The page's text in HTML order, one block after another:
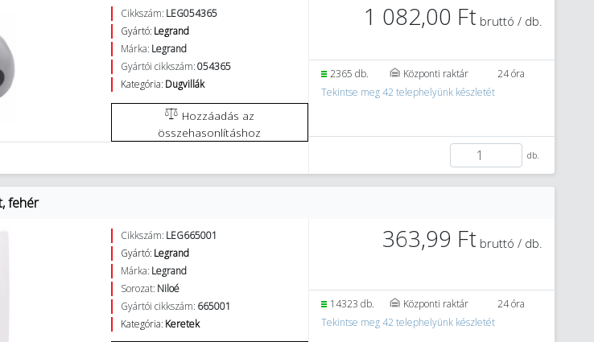
Cikkszám: LEG054365
Gyártó: Legrand
Márka: Legrand
Gyártói cikkszám:054365
Kategória: Dugvillák
összehasonlításhoz
1 082,00 Ft bruttó / db.
2365 db. Központi raktár
24 óra
Tekintse meg 42 telephelyünk készletét
db.
fehér
Cikkszám: LEG665001
Gyártó: Legrand
Márka: Legrand
Sorozat: Niloé
Gyártói cikkszám: 665001
Kategória: Keretek
363,99 Ft bruttó / db.
14323 db. Központi raktár
24 óra
Tekintse meg 42 telephelyünk készletét